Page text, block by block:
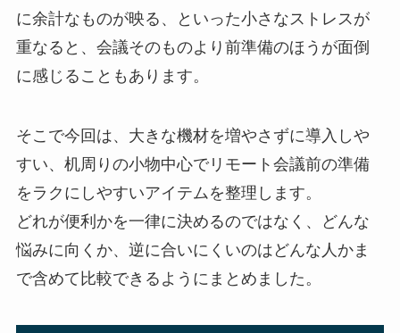
に余計なものが映る、といった小さなストレスが
重なると、会議そのものより前準備のほうが面倒
に感じることもあります。
そこで今回は、大きな機材を増やさずに導入しや
すい、机周りの小物中心でリモート会議前の準備
をラクにしやすいアイテムを整理します。
どれが便利かを一律に決めるのではなく、どんな
悩みに向くか、逆に合いにくいのはどんな人かま
で含めて比較できるようにまとめました。